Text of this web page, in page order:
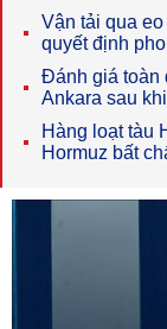
Vận tải qua eo
quyết định
Đánh giá toàn
Ankara sau
Hàng loạt tàu
Hormuz bất